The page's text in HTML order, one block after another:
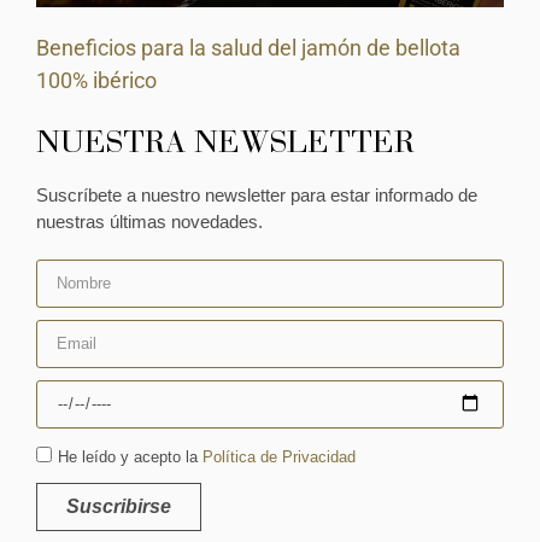
Beneficios para la salud del jamón de bellota
100% ibérico
NUESTRA NEWSLETTER
Suscríbete a nuestro newsletter para estar informado de
nuestras últimas novedades.
He leído y acepto la Política de Privacidad
Suscribirse